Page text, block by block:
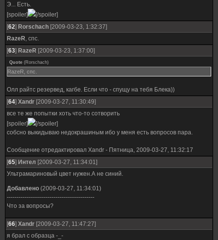
Э... Есть.
[spoiler]
[/spoiler]
[62] Rorschach [2009-03-23, 1:32:37]
RazeR, спс.
[63] RazeR [2009-03-23, 1:37:00]
Quote (Rorschach)
RazeR, спс.
Олл райтс резервед, кагбе. Если что - спущу на тебя Блека))
[64] Xandr [2009-03-27, 11:30:49]
все те же попытки хоть что-то сотворить
[spoiler]
[/spoiler]
собсно выкидываю недокрашиным ибо у меня есть вопросов пара.
Сообщение отредактировал Xandr - Пятница, 2009-03-27, 11:32:17
[65] Интел [2009-03-27, 11:34:01]
Ультрамариновый цвет нужен.А не синий.
Добавлено (2009-03-27, 11:34:01)
---------------------------------------------
Что за вопросы?
[66] Xandr [2009-03-27, 11:47:27]
я брал с образца -_-